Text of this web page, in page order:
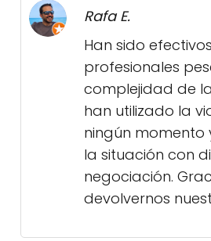
Rafa E.
Han sido
profesionales
complejidad de
han utilizado la
ningún momento
la situación con
negociación.
devolvernos